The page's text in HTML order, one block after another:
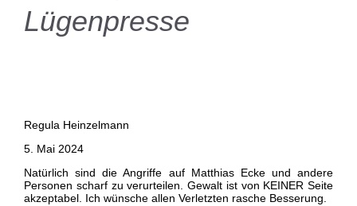
Lügenpresse
Regula Heinzelmann
5. Mai 2024
Natürlich sind die Angriffe auf Matthias Ecke und andere
Personen scharf zu verurteilen. Gewalt ist von KEINER Seite
akzeptabel. Ich wünsche allen Verletzten rasche Besserung.